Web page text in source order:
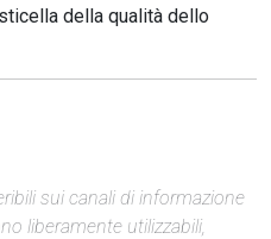
della qualità dello
sui canali di informazione
liberamente utilizzabili,